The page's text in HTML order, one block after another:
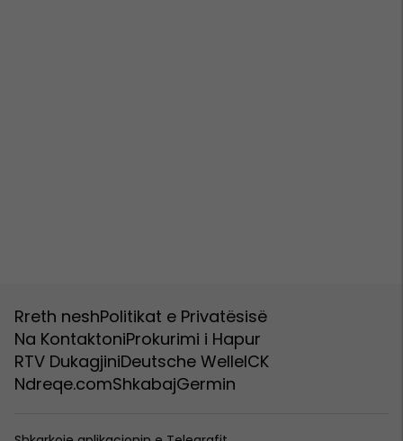
Rreth neshPolitikat e Privatësisë
Na KontaktoniProkurimi i Hapur
RTV DukagjiniDeutsche WelleICK
Ndreqe.comShkabajGermin